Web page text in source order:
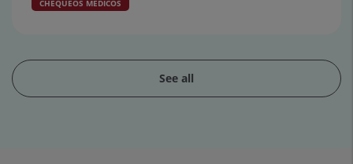
CHEQUEOS MÉDICOS
See all